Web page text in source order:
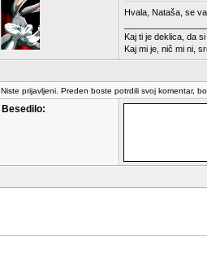
Hvala, Nataša, se
Kaj ti je deklica, da
Kaj mi je, nič mi ni,
Niste prijavljeni. Preden boste potrdili svoj komentar,
Besedilo: